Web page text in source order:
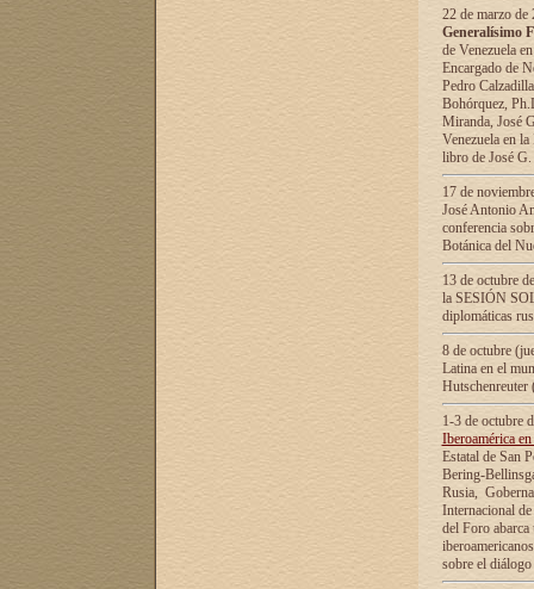
22 de marzo
Generalísimo
de Venezuela
Encargado de
Pedro
Bohórquez,
Miranda, José
Venezuela en
libro de José
17 de
José Antonio
conferencia
Botánica del
13 de octubre
la SESIÓN
diplomáticas
8 de octubre
Latina en el
1-3 de octubre
Iberoamérica
Estatal de San
Bering-
Rusia,
Internacional
del Foro
sobre el